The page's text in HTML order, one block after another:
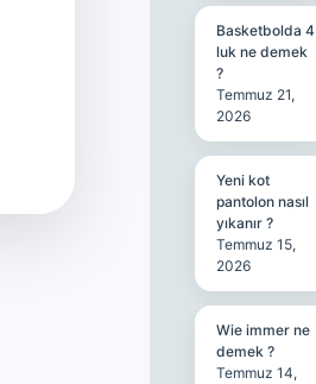
Basketbolda 4
luk ne demek
?
Temmuz 21,
2026
Yeni kot
pantolon nasıl
yıkanır ?
Temmuz 15,
2026
Wie immer ne
demek ?
Temmuz 14,